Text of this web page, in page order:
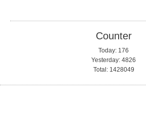
Counter
Today: 176
Yesterday: 4826
Total: 1428049